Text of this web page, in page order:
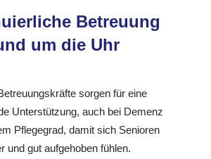
Betreuung
um die Uhr
sorgen für eine
Unterstützung, auch bei Demenz
Pflegegrad, damit sich Senioren
und gut aufgehoben fühlen.